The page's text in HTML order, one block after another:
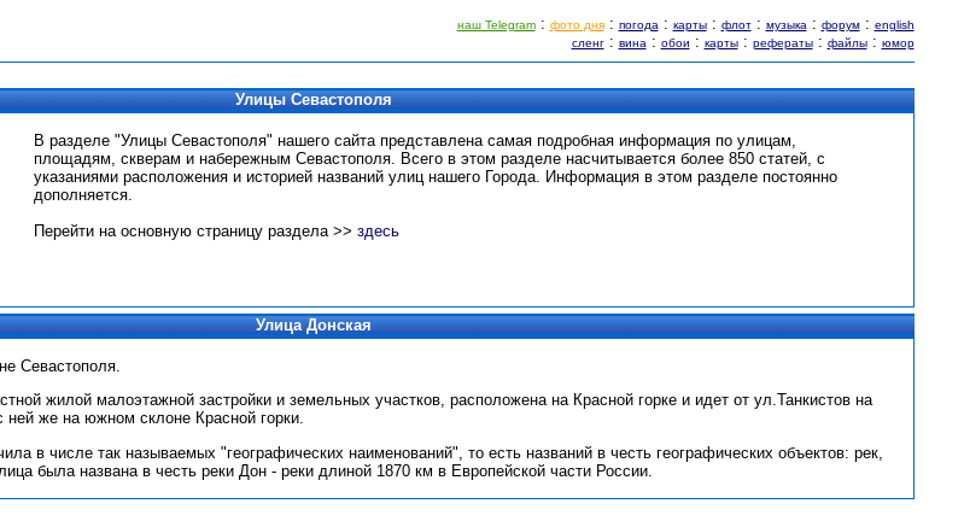
наш Telegram: фото дня: погода: карты: флот: музыка: форум: english
сленг: вина: обои : карты: рефераты: файлы: юмор
Улицы Севастополя
В разделе "Улицы Севастополя" нашего сайта представлена самая подробная информация по улицам,
площадям, скверам и набережным Севастополя. Всего в этом разделе насчитывается более 850 статей, с
указаниями расположения и историей названий улиц нашего Города. Информация в этом разделе постоянно
дополняется.
Перейти на основную страницу раздела >> здесь
Улица Донская
Севастополя.
жилой малоэтажной застройки и земельных участков, расположена на Красной горке и идет от ул.Танкистов на
ней же на южном склоне Красной горки.
в числе так называемых "географических наименований", то есть названий в честь географических объектов: рек,
была названа в честь реки Дон - реки длиной 1870 км в Европейской части России.